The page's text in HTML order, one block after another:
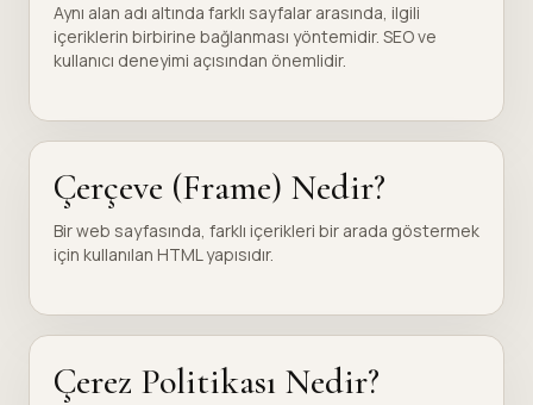
Aynı alan adı altında farklı sayfalar arasında, ilgili
içeriklerin birbirine bağlanması yöntemidir. SEO ve
kullanıcı deneyimi açısından önemlidir.
Çerçeve (Frame) Nedir?
Bir web sayfasında, farklı içerikleri bir arada göstermek
için kullanılan HTML yapısıdır.
Çerez Politikası Nedir?